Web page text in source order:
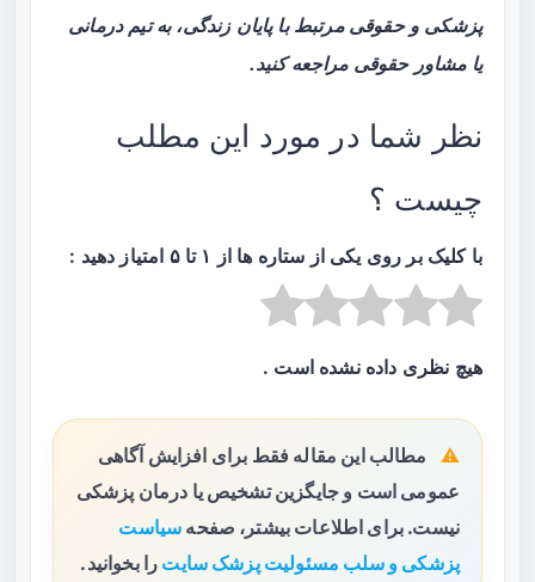
پزشکی و حقوقی مرتبط با پایان زندگی، به تیم درمانی
یا مشاور حقوقی مراجعه کنید.
نظر شما در مورد این مطلب
چیست ؟
با کلیک بر روی یکی از ستاره ها از ۱ تا ۵ امتیاز دهید :
هیچ نظری داده نشده است .
مطالب این مقاله فقط برای افزایش آگاهی
عمومی است و جایگزین تشخیص یا درمان پزشکی
نیست. برای اطلاعات بیشتر، صفحه سیاست
پزشکی و سلب مسئولیت پزشک سایت را بخوانید.